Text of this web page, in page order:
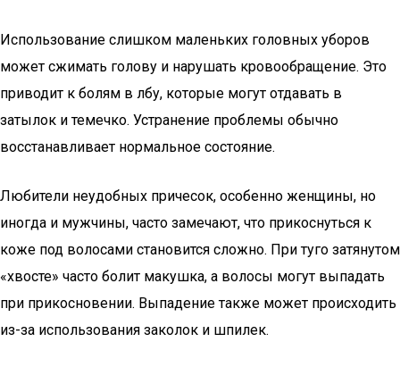
Использование слишком маленьких головных уборов
может сжимать голову и нарушать кровообращение. Это
приводит к болям в лбу, которые могут отдавать в
затылок и темечко. Устранение проблемы обычно
восстанавливает нормальное состояние.
Любители неудобных причесок, особенно женщины, но
иногда и мужчины, часто замечают, что прикоснуться к
коже под волосами становится сложно. При туго затянутом
«хвосте» часто болит макушка, а волосы могут выпадать
при прикосновении. Выпадение также может происходить
из-за использования заколок и шпилек.